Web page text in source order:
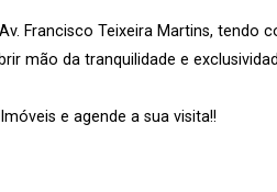
Francisco Teixeira Martins, tendo
mão da tranquilidade e
e agende a sua visita!!